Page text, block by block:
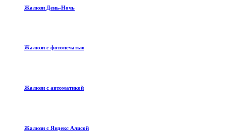
Жалюзи День-Ночь
Жалюзи с фотопечатью
Жалюзи с автоматикой
Жалюзи с Яндекс Алисой